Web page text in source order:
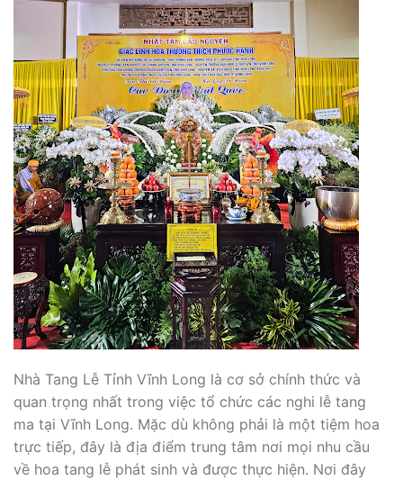
Nhà Tang Lễ Tỉnh Vĩnh Long là cơ sở chính thức và
quan trọng nhất trong việc tổ chức các nghi lễ tang
ma tại Vĩnh Long. Mặc dù không phải là một tiệm hoa
trực tiếp, đây là địa điểm trung tâm nơi mọi nhu cầu
về hoa tang lễ phát sinh và được thực hiện. Nơi đây